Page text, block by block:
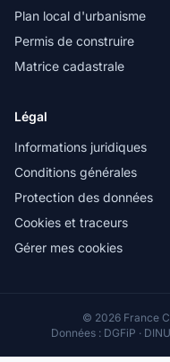
Plan local d'urbanisme
Permis de construire
Matrice cadastrale
Légal
Informations juridiques
Conditions générales
Protection des données
Cookies et traceurs
Gérer mes cookies
© 2026 France
Données : DGFiP ·